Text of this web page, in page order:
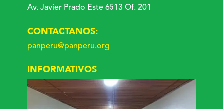
Av. Javier Prado Este 6513 Of. 201
CONTACTANOS:
panperu@panperu.org
INFORMATIVOS